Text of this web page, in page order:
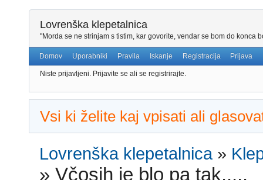
Lovrenška klepetalnica
"Morda se ne strinjam s tistim, kar govorite, vendar se bom do konca
Domov Uporabniki Pravila Iskanje Registracija Prijava
Niste prijavljeni. Prijavite se ali se registrirajte.
Vsi ki želite kaj vpisati ali
Lovrenška klepetalnica »
»Včosih je blo pa tak.....